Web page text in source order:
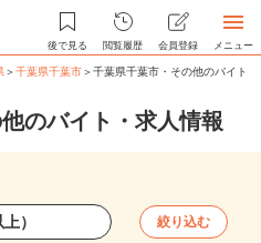
後で見る 閲覧履歴 会員登録 メニュー
＞千葉県千葉市＞千葉県千葉市・その他のバイト
のバイト・求人情報
絞り込む